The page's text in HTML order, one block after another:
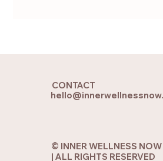
© INNER WELLNESS
| ALL RIGHTS RESERVED
CONTACT